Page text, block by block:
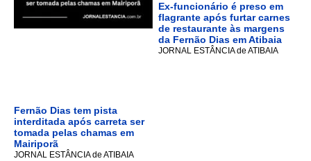
Fernão Dias tem pista
interditada após carreta ser
tomada pelas chamas em
Mairiporã
JORNAL ESTÂNCIA de ATIBAIA
Ex-funcionário é preso em
flagrante após furtar carnes
de restaurante às margens
da Fernão Dias em Atibaia
JORNAL ESTÂNCIA de ATIBAIA